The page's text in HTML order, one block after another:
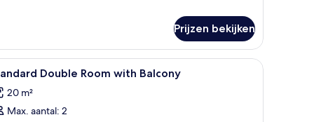
Prijzen bekijken
stoel, een televisie en een balkon met uitzicht op gebouwen.
Een moderne hotelkamer met een
1 Double Room with Balcony
20 m²
Max. aantal: 2